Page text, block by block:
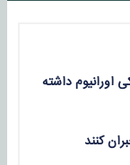
اورانیوم داشته